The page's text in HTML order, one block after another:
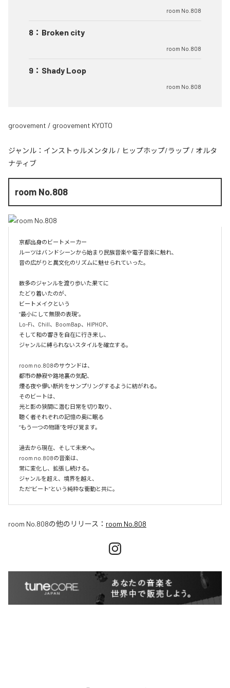
room No.808
8 ： Broken city
room No.808
9 ： Shady Loop
room No.808
groovement / groovement KYOTO
ジャンル： インストゥルメンタル / ヒップホップ/ラップ / オルタ
ナティブ
room No.808
京都出身のビートメーカー
ルーツはバンドシーンから始まり民族音楽や電子音楽に触れ、
音の広がりと異文化のリズムに魅せられていった。
数多のジャンルを渡り歩いた果てに
たどり着いたのが、
ビートメイクという
“最小にして無限の表現”。
Lo-Fi、Chill、BoomBap、HIPHOP、
そして和の響きを自在に行き来し、
ジャンルに縛られないスタイルを確立する。
room no.808のサウンドは、
都市の静寂や路地裏の気配、
煙る夜や儚い断片をサンプリングするように紡がれる。
そのビートは、
光と影の狭間に潜む日常を切り取り、
聴く者それぞれの記憶の奥に眠る
“もう一つの物語”を呼び覚ます。
過去から現在、そして未来へ。
room no.808の音楽は、
常に変化し、拡張し続ける。
ジャンルを超え、境界を越え、
room No.808の他のリリース： room No.808